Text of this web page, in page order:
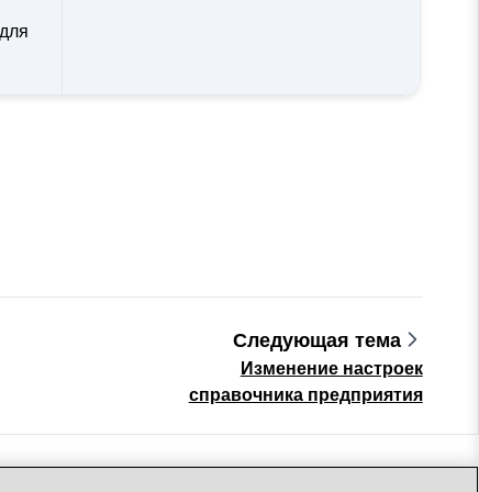
Следующая тема
Изменение настроек
справочника предприятия